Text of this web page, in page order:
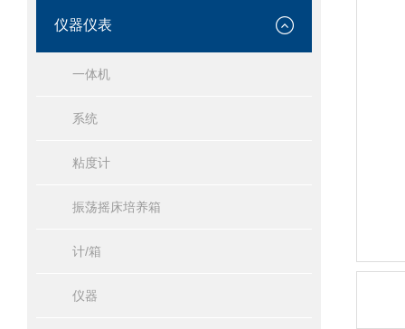
仪器仪表
一体机
系统
粘度计
振荡摇床培养箱
计/箱
仪器